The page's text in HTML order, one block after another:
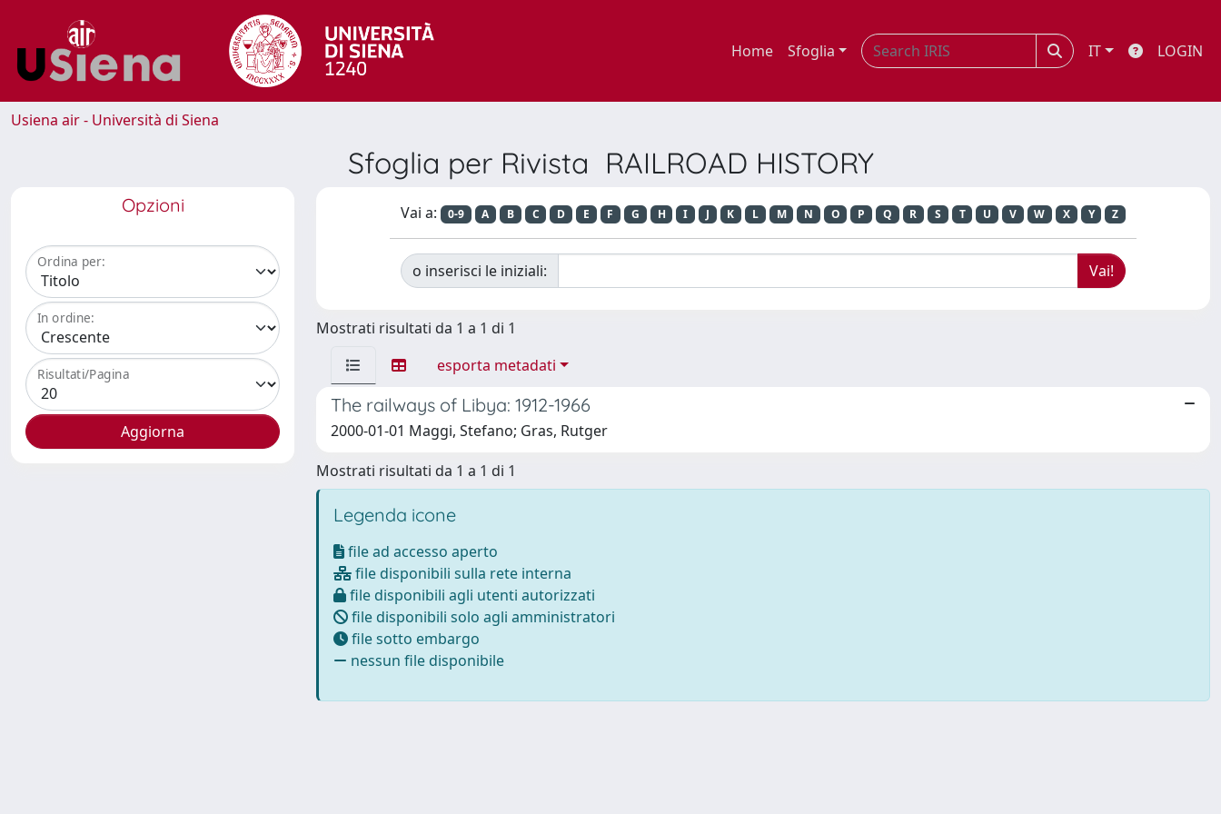
Home Sfoglia IT LOGIN
Usiena air - Università di Siena
Sfoglia per Rivista RAILROAD HISTORY
Opzioni
Ordina per:
In ordine:
Risultati/Pagina
Vai a: 0-9 A B C D E F G H I J K L M N O P Q R S T U V W X Y Z
o inserisci le iniziali:
Mostrati risultati da 1 a 1 di 1
esporta metadati
The railways of Libya: 1912-1966
2000-01-01 Maggi, Stefano; Gras, Rutger
Mostrati risultati da 1 a 1 di 1
Legenda icone
file ad accesso aperto
file disponibili sulla rete interna
file disponibili agli utenti autorizzati
file disponibili solo agli amministratori
file sotto embargo
nessun file disponibile